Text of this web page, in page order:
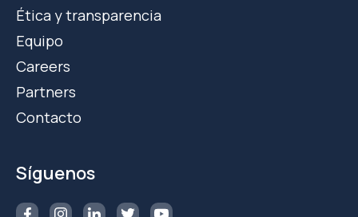
Ética y transparencia
Equipo
Careers
Partners
Contacto
Síguenos